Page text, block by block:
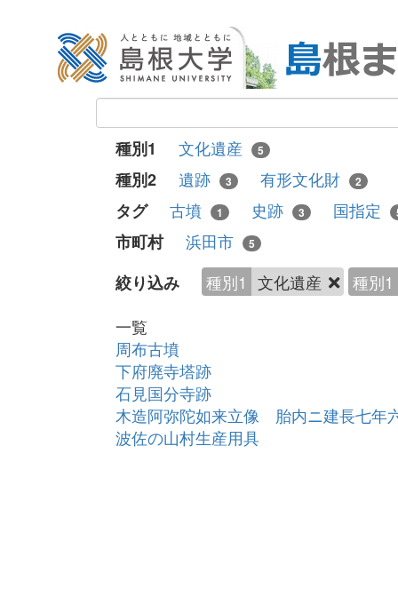
種別1 文化遺産 5
種別2 遺跡 3 有形文化財 2
タグ 古墳 1 史跡 3 国指定
市町村 浜田市 5
絞り込み 種別1 文化遺産
種別1
一覧
周布古墳
下府廃寺塔跡
石見国分寺跡
木造阿弥陀如来立像 胎内ニ建長七年
波佐の山村生産用具